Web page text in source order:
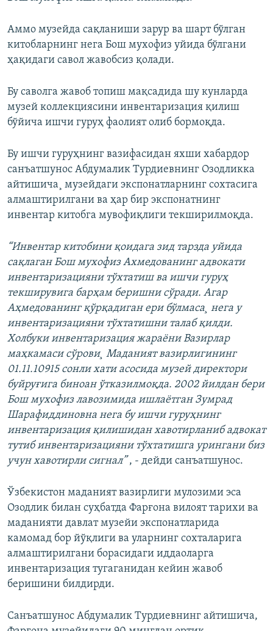
Аммо музейда сақланиши зарур ва шарт бўлган
китобларнинг нега Бош мухофиз уйида бўлгани
ҳақидаги савол жавобсиз қолади.
Бу саволга жавоб топиш мақсадида шу кунларда
музей коллекциясини инвентаризация қилиш
бўйича ишчи гуруҳ фаолият олиб бормоқда.
Бу ишчи гуруҳнинг вазифасидан яхши хабардор
санъатшунос Абдумалик Турдиевнинг Озодликка
айтишича¸ музейдаги экспонатларнинг сохтасига
алмаштирилгани ва ҳар бир экспонатнинг
инвентар китобга мувофиқлиги текширилмоқда.
“Инвентар китобини қоидага зид тарзда уйида
сақлаган Бош мухофиз Ахмедованинг адвокати
инвентаризацияни тўхтатиш ва ишчи гуруҳ
текширувига барҳам беришни сўради. Агар
Аҳмедованинг қўрқадиган ери бўлмаса¸ нега у
инвентаризацияни тўхтатишни талаб қилди.
Холбуки инвентаризация жараëни Вазирлар
маҳкамаси сўрови¸ Маданият вазирлигининг
01.11.10915 сонли хати асосида музей директори
буйруғига биноан ўтказилмоқда. 2002 йилдан бери
Бош мухофиз лавозимида ишлаëтган Зумрад
Шарафиддиновна нега бу ишчи гуруҳнинг
инвентаризация қилишидан хавотирланиб адвокат
тутиб инвентаризацияни тўхтатишга урингани биз
учун хавотирли сигнал”, - дейди санъатшунос.
Ўзбекистон маданият вазирлиги мулозими эса
Озодлик билан суҳбатда Фарғона вилоят тарихи ва
маданияти давлат музейи экспонатларида
камомад бор йўқлиги ва уларнинг сохталарига
алмаштирилгани борасидаги иддаоларга
инвентаризация тугаганидан кейин жавоб
беришини билдирди.
Санъатшунос Абдумалик Турдиевнинг айтишича,